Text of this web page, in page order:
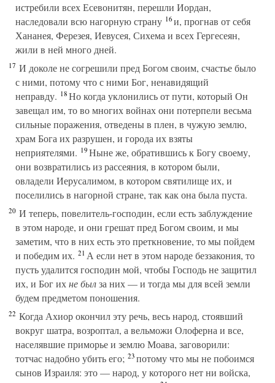
истребили всех Есевонитян, перешли Иордан,
наследовали всю нагорную страну 16и, прогнав от себя
Хананея, Ферезея, Иевусея, Сихема и всех Гергесеян,
жили в ней много дней.
17 И доколе не согрешили пред Богом своим, счастье было
с ними, потому что с ними Бог, ненавидящий
неправду. 18Но когда уклонились от пути, который Он
завещал им, то во многих войнах они потерпели весьма
сильные поражения, отведены в плен, в чужую землю,
храм Бога их разрушен, и города их взяты
неприятелями. 19Ныне же, обратившись к Богу своему,
они возвратились из рассеяния, в котором были,
овладели Иерусалимом, в котором святилище их, и
поселились в нагорной стране, так как она была пуста.
20 И теперь, повелитель-господин, если есть заблуждение
в этом народе, и они грешат пред Богом своим, и мы
заметим, что в них есть это преткновение, то мы пойдем
и победим их. 21А если нет в этом народе беззакония, то
пусть удалится господин мой, чтобы Господь не защитил
их, и Бог ихне былза них — и тогда мы для всей земли
будем предметом поношения.
22 Когда Ахиор окончил эту речь, весь народ, стоявший
вокруг шатра, возроптал, а вельможи Олоферна и все,
населявшие приморье и землю Моава, заговорили:
тотчас надобно убить его; 23потому что мы не побоимся
сынов Израиля: это — народ, у которого нет ни войска,